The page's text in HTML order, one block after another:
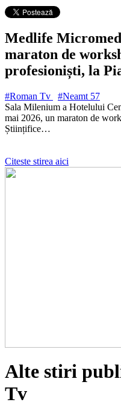
Medlife
maraton de
profesioniști, la
#Roman Tv #Neamt 57
Sala Milenium a Hotelului
mai 2026, un maraton de
Științifice…
Citeste stirea aici
Alte stiri
Tv